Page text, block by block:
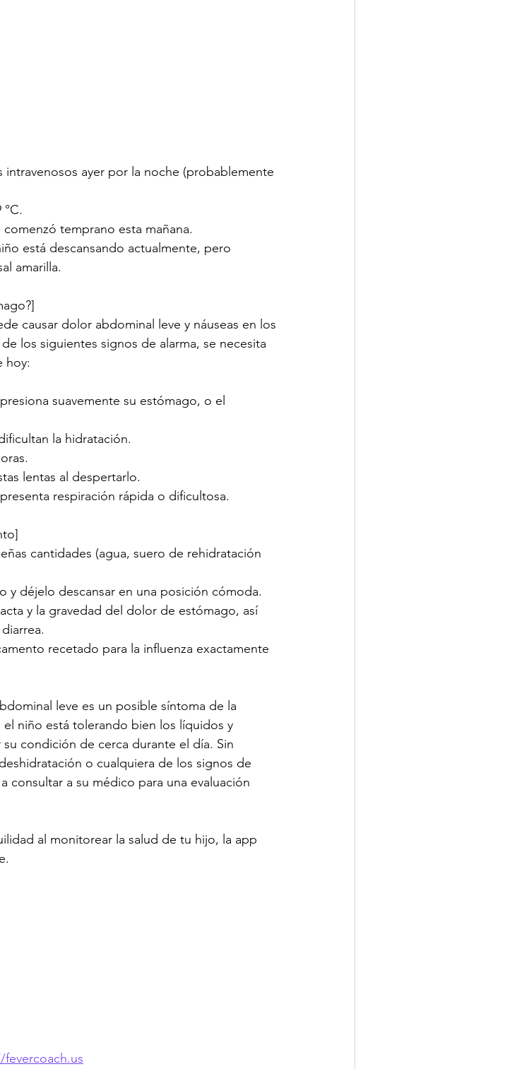
ayer por la noche (probablemente
temprano esta mañana.
está descansando actualmente, pero
amarilla.
causar dolor abdominal leve y náuseas en los
los siguientes signos de alarma, se necesita
hoy:
suavemente su estómago, o el
la hidratación.
lentas al despertarlo.
respiración rápida o dificultosa.
cantidades (agua, suero de rehidratación
déjelo descansar en una posición cómoda.
y la gravedad del dolor de estómago, así
recetado para la influenza exactamente
leve es un posible síntoma de la
niño está tolerando bien los líquidos y
condición de cerca durante el día. Sin
o cualquiera de los signos de
consultar a su médico para una evaluación
al monitorear la salud de tu hijo, la app